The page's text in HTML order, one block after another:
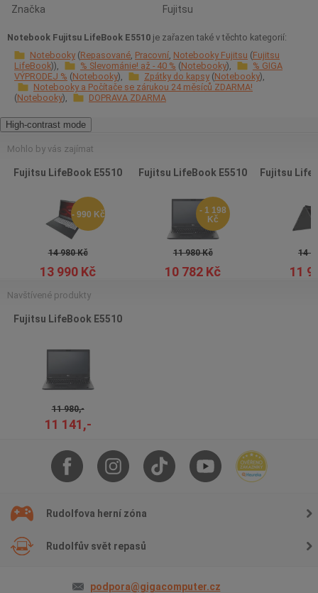
Značka
Fujitsu
Notebook Fujitsu LifeBook E5510 je zařazen také v těchto kategorií:
Notebooky Repasované Pracovní Notebooky Fujitsu Fujitsu
LifeBook
% Slevománie! až - 40 % Notebooky
% GIGA
VÝPRODEJ % Notebooky Zpátky do kapsy Notebooky
Notebooky a Počítače se zárukou 24 měsíců ZDARMA!
Notebooky
DOPRAVA ZDARMA
High-contrast mode
Mohlo by vás zajímat
Fujitsu LifeBook E5510
- 990 Kč
14 980 Kč
13 990 Kč
Fujitsu LifeBook E5510
- 1 198
Kč
11 980 Kč
10 782 Kč
Fujitsu
14
11
Navštívené produkty
Fujitsu LifeBook E5510
11 980,-
11 141,-
Rudolfova herní zóna
Rudolfův svět repasů
podpora@gigacomputer.cz